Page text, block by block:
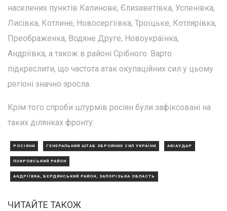
населених пунктів Калинове, Єлизаветівка, Успенівка,
Лисівка, Котлине, Новосергіївка, Троїцьке, Котлярівка,
Преображенка, Водяне Друге, Новоукраїнка,
Андріївка, а також в районі Срібного. Варто
підкреслити, що частота атак окупаційних сил у цьому
регіоні значно зросла.
Крім того спроби штурмів росіян були зафіксовані на
таких ділянках фронту:
РОСІЯНИ ГЕНЕРАЛЬНИЙ ШТАБ ЗБРОЙНИХ СИЛ УКРАЇНИ АВІАУДАР
ПОКРОВСЬКИЙ РАЙОН
АНДРІЇВКА, БЕРДЯНСЬКИЙ РАЙОН, ЗАПОРІЗЬКА ОБЛАСТЬ
ЧИТАЙТЕ ТАКОЖ